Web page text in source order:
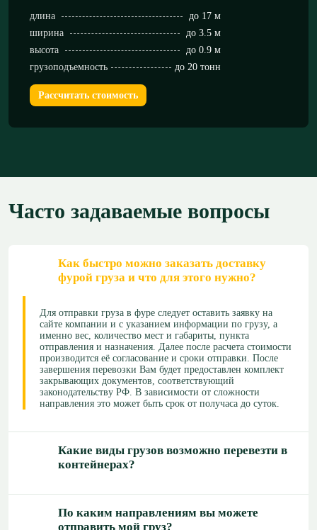
длина
до 17 м
ширина
до 3.5 м
высота
до 0.9 м
грузоподъемность
до 20 тонн
Рассчитать стоимость
Часто задаваемые вопросы
Как быстро можно заказать доставку
фурой груза и что для этого нужно?
Для отправки груза в фуре следует оставить заявку на
сайте компании и с указанием информации по грузу, а
именно вес, количество мест и габариты, пункта
отправления и назначения. Далее после расчета стоимости
производится её согласование и сроки отправки. После
завершения перевозки Вам будет предоставлен комплект
закрывающих документов, соответствующий
законодательству РФ. В зависимости от сложности
направления это может быть срок от получаса до суток.
Какие виды грузов возможно перевезти в
контейнерах?
По каким направлениям вы можете
отправить мой груз?